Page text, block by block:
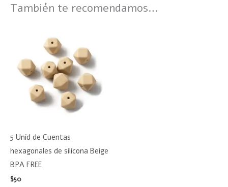
También te recomendamos…
5 Unid de Cuentas
hexagonales de silicona Beige
BPA FREE
$50